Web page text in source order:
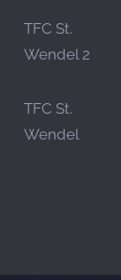
TFC St.
Wendel 2
TFC St.
Wendel